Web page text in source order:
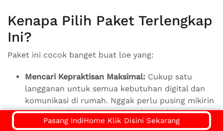
Kenapa Pilih Paket Terlengkap
Ini?
Paket ini cocok banget buat loe yang:
Mencari Kepraktisan Maksimal: Cukup satu
langganan untuk semua kebutuhan digital dan
komunikasi di rumah. Nggak perlu pusing mikirin
banyak tagihan atau provider berbeda.
Keluarga Besar dengan Kebutuhan Beragam:
Pasang IndiHome Klik Disini Sekarang